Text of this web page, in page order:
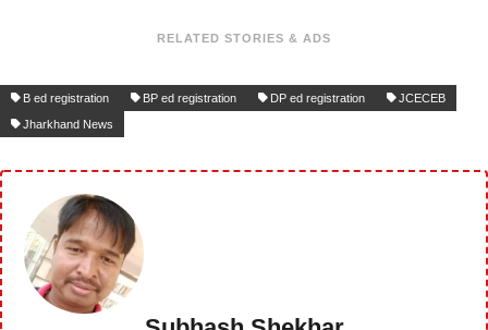
RELATED STORIES & ADS
B ed registration BP ed registration DP ed registration
JCECEB
Jharkhand News